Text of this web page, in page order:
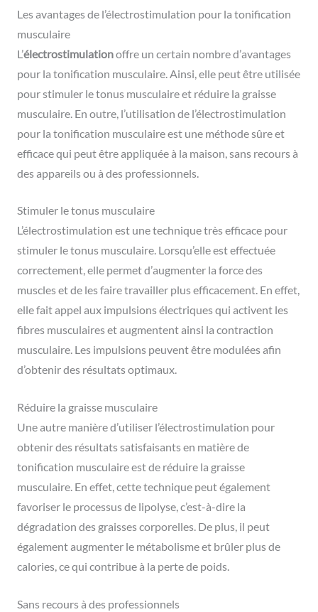
Les avantages de l’électrostimulation pour la tonification
musculaire
L’électrostimulationoffre un certain nombre d’avantages
pour la tonification musculaire. Ainsi, elle peut être utilisée
pour stimuler le tonus musculaire et réduire la graisse
musculaire. En outre, l’utilisation de l’électrostimulation
pour la tonification musculaire est une méthode sûre et
efficace qui peut être appliquée à la maison, sans recours à
des appareils ou à des professionnels.
Stimuler le tonus musculaire
L’électrostimulation est une technique très efficace pour
stimuler le tonus musculaire. Lorsqu’elle est effectuée
correctement, elle permet d’augmenter la force des
muscles et de les faire travailler plus efficacement. En effet,
elle fait appel aux impulsions électriques qui activent les
fibres musculaires et augmentent ainsi la contraction
musculaire. Les impulsions peuvent être modulées afin
d’obtenir des résultats optimaux.
Réduire la graisse musculaire
Une autre manière d’utiliser l’électrostimulation pour
obtenir des résultats satisfaisants en matière de
tonification musculaire est de réduire la graisse
musculaire. En effet, cette technique peut également
favoriser le processus de lipolyse, c’est-à-dire la
dégradation des graisses corporelles. De plus, il peut
également augmenter le métabolisme et brûler plus de
calories, ce qui contribue à la perte de poids.
Sans recours à des professionnels